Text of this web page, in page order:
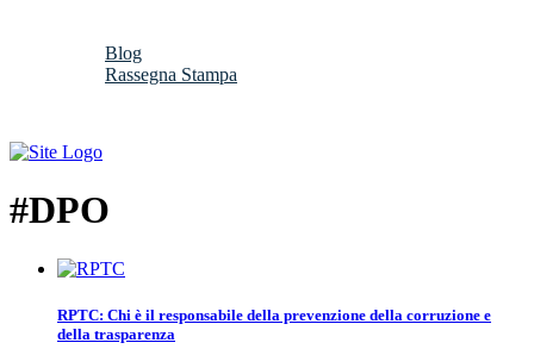
Blog
Rassegna Stampa
#DPO
RPTC: Chi è il responsabile della prevenzione della corruzione e
della trasparenza